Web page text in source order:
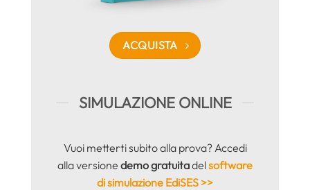
ACQUISTA
SIMULAZIONE ONLINE
Vuoi metterti subito alla prova? Accedi
alla versione demo gratuitadelsoftware
di simulazione EdiSES >>